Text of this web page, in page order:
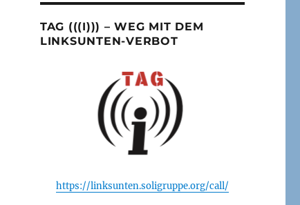
TAG (((I))) – WEG MIT DEM
LINKSUNTEN-VERBOT
https://linksunten.soligruppe.org/call/